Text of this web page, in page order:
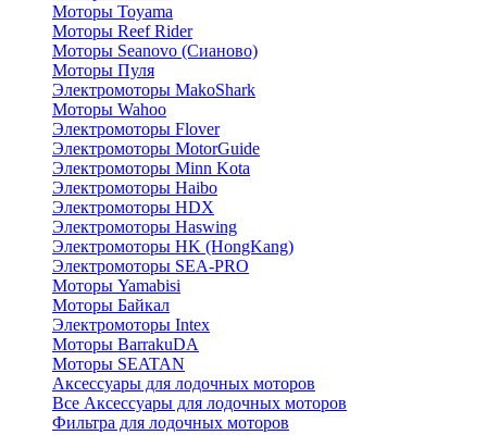
Моторы Toyama
Моторы Reef Rider
Моторы Seanovo (Сианово)
Моторы Пуля
Электромоторы MakoShark
Моторы Wahoo
Электромоторы Flover
Электромоторы MotorGuide
Электромоторы Minn Kota
Электромоторы Haibo
Электромоторы HDX
Электромоторы Haswing
Электромоторы HK (HongKang)
Электромоторы SEA-PRO
Моторы Yamabisi
Моторы Байкал
Электромоторы Intex
Моторы BarrakuDA
Моторы SEATAN
Аксессуары для лодочных моторов
Все Аксессуары для лодочных моторов
Фильтра для лодочных моторов